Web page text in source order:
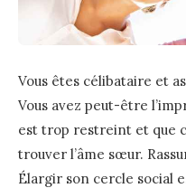
Vous êtes célibataire et
Vous avez peut-être
est trop restreint et que
trouver l’âme sœur.
Élargir son cercle social